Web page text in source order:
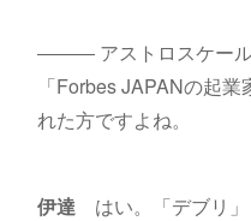
――― アストロスケール
「Forbes JAPANの起
れた方ですよね。
伊達 はい。「デブリ